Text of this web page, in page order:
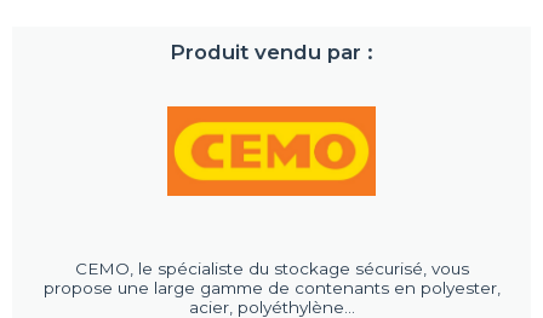
Produit vendu par :
CEMO, le spécialiste du stockage sécurisé, vous
propose une large gamme de contenants en polyester,
acier, polyéthylène...